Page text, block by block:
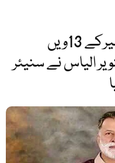
عبدالقیوم نیازی آزاد کشمیرکے 13ویں
الیاس نے سنیئر